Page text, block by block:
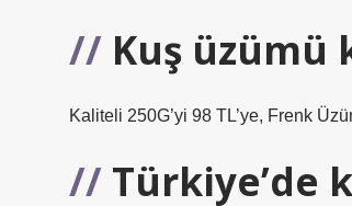
Kuş üzümü
Kaliteli 250G’yi 98 TL’ye, Frenk
Türkiye’de